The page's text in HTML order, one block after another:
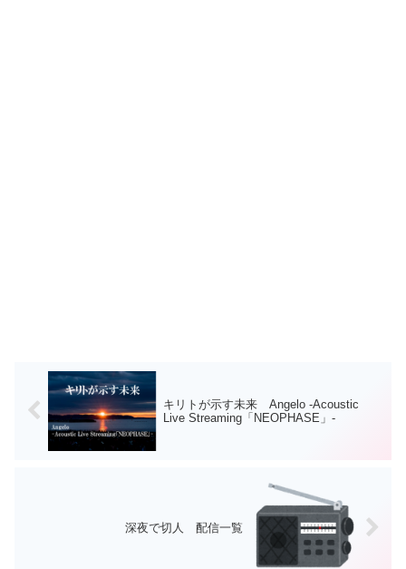
キリトが示す未来 Angelo -Acoustic
Live Streaming「NEOPHASE」-
深夜で切人 配信一覧